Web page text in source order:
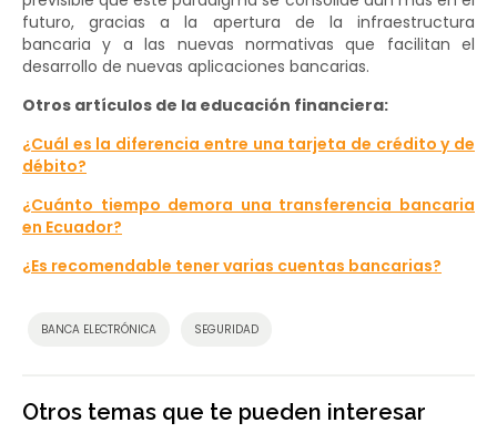
futuro, gracias a la apertura de la infraestructura
bancaria y a las nuevas normativas que facilitan el
desarrollo de nuevas aplicaciones bancarias.
Otros artículos de la educación financiera:
¿Cuál es la diferencia entre una tarjeta de crédito y de
débito?
¿Cuánto tiempo demora una transferencia bancaria
en Ecuador?
¿Es recomendable tener varias cuentas bancarias?
BANCA ELECTRÓNICA SEGURIDAD
Otros temas que te pueden interesar